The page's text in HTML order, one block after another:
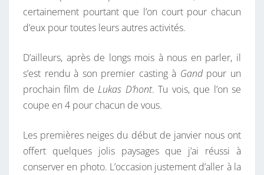
S
certainement pourtant que l’on court pour chacun
d’eux pour toutes leurs autres activités.
D’ailleurs, après de longs mois à nous en parler, il
s’est rendu à son premier casting à Gandpour un
prochain film deLukas D’hont. Tu vois, que l’on se
coupe en 4 pour chacun de vous.
Les premières neiges du début de janvier nous ont
offert quelques jolis paysages que j’ai réussi à
conserver en photo. L’occasion justement d’aller à la